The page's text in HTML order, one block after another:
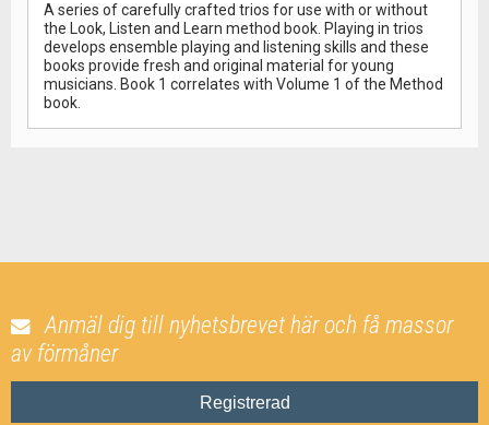
A series of carefully crafted trios for use with or without
the Look, Listen and Learn method book. Playing in trios
develops ensemble playing and listening skills and these
books provide fresh and original material for young
musicians. Book 1 correlates with Volume 1 of the Method
book.
Anmäl dig till nyhetsbrevet här och få massor
av förmåner
Registrerad